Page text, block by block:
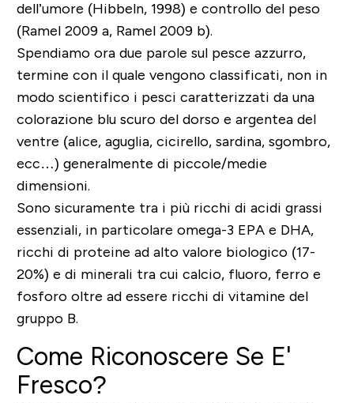
dell’umore (Hibbeln, 1998) e controllo del peso
(Ramel 2009 a, Ramel 2009 b).
Spendiamo ora due parole sul pesce azzurro,
termine con il quale vengono classificati, non in
modo scientifico i pesci caratterizzati da una
colorazione blu scuro del dorso e argentea del
ventre (alice, aguglia, cicirello, sardina, sgombro,
ecc…) generalmente di piccole/medie
dimensioni.
Sono sicuramente tra i più ricchi di acidi grassi
essenziali, in particolare omega-3 EPA e DHA,
ricchi di proteine ad alto valore biologico (17-
20%) e di minerali tra cui calcio, fluoro, ferro e
fosforo oltre ad essere ricchi di vitamine del
gruppo B.
Come Riconoscere Se E'
Fresco?